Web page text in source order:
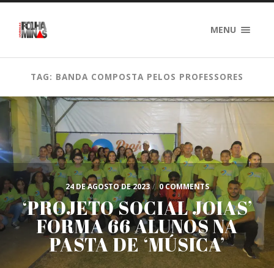
MENU
TAG: BANDA COMPOSTA PELOS PROFESSORES
24 DE AGOSTO DE 2023 / 0 COMMENTS
‘PROJETO SOCIAL JOIAS’
FORMA 66 ALUNOS NA
PASTA DE ‘MÚSICA’